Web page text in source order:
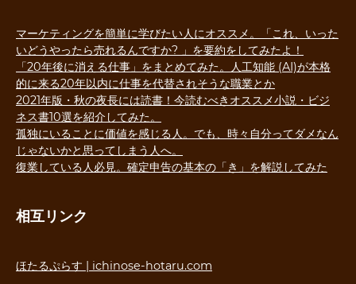
マーケティングを簡単に学びたい人にオススメ。「これ、いった
いどうやったら売れるんですか? 」を要約をしてみたよ！
「20年後に消える仕事」をまとめてみた。人工知能 (AI)が本格
的に来る20年以内に仕事を代替されそうな職業とか
2021年版・秋の夜長には読書！今読むべきオススメ小説・ビジ
ネス書10選を紹介してみた。
孤独にいることに価値を感じる人。でも、時々自分ってダメなん
じゃないかと思ってしまう人へ。
復業している人必見。確定申告の基本の「き」を解説してみた
相互リンク
ほたるぷらす | ichinose-hotaru.com